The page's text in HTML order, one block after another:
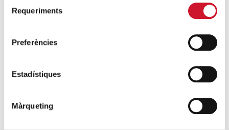
Requeriments
Preferències
Estadístiques
Màrqueting
El voluntariat, una oportunitat per fer
Campanyes solidàries